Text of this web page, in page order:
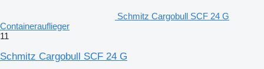
Schmitz Cargobull SCF 24 G
Containerauflieger
11
Schmitz Cargobull SCF 24 G